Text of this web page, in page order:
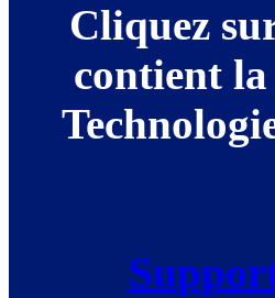
Cliquez
contient